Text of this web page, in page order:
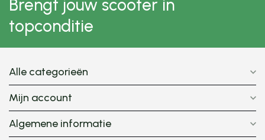
Brengt jouw scooter in
topconditie
Alle categorieën
Mijn account
Algemene informatie